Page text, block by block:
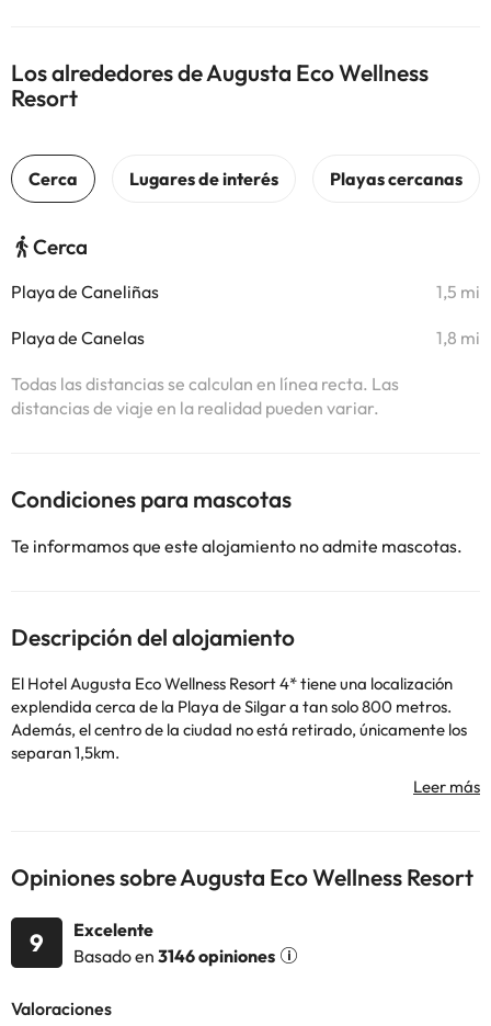
Los alrededores de Augusta Eco Wellness
Resort
Cerca
Playa de Caneliñas 1,5 mi
Playa de Canelas 1,8 mi
Todas las distancias se calculan en línea recta. Las
distancias de viaje en la realidad pueden variar.
Condiciones para mascotas
Te informamos que este alojamiento no admite mascotas.
Descripción del alojamiento
El Hotel Augusta Eco Wellness Resort 4* tiene una localización
explendida cerca de la Playa de Silgar a tan solo 800 metros.
Además, el centro de la ciudad no está retirado, únicamente los
separan 1,5km.
En este alojamiento tendrás una estancia para no olvidar, estará
llena de actividad y experiencias innovadoras. Además, dispones
Resort 4*? Las habitaciones disponen de múltiples servicios como:
conexión wifi, aire acondicionado, calefacción (de temporada),
televisión, teléfono, caja fuerte y un baño completamente
equipado con todo lo necesario para hacer de tu estancia única.
Este alojamiento es ideal para aprovechar al máximo tu viaje a
1,5km.
Opiniones sobre Augusta Eco Wellness Resort
9
Excelente
Basado en 3146 opiniones